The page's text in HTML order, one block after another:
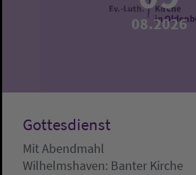
08.2026
Gottesdienst
Mit Abendmahl
Wilhelmshaven: Banter Kirche